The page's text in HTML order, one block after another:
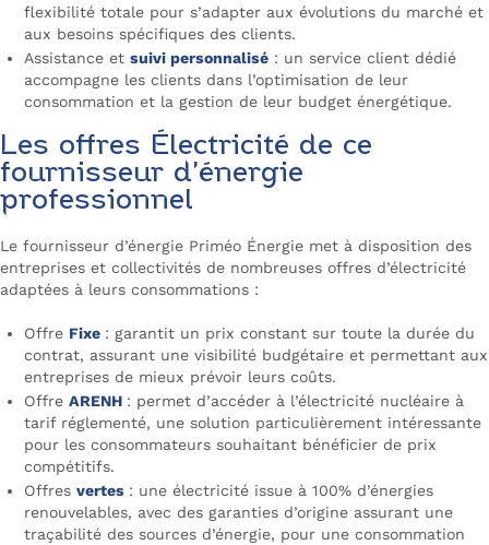
flexibilité totale pour s’adapter aux évolutions du marché et
aux besoins spécifiques des clients.
Assistance et suivi personnalisé : un service client dédié
accompagne les clients dans l’optimisation de leur
consommation et la gestion de leur budget énergétique.
Les offres Électricité de ce
fournisseur d’énergie
professionnel
Le fournisseur d’énergie Priméo Énergie met à disposition des
entreprises et collectivités de nombreuses offres d’électricité
adaptées à leurs consommations :
Offre Fixe : garantit un prix constant sur toute la durée du
contrat, assurant une visibilité budgétaire et permettant aux
entreprises de mieux prévoir leurs coûts.
Offre ARENH : permet d’accéder à l’électricité nucléaire à
tarif réglementé, une solution particulièrement intéressante
pour les consommateurs souhaitant bénéficier de prix
compétitifs.
Offres vertes : une électricité issue à 100% d’énergies
renouvelables, avec des garanties d’origine assurant une
traçabilité des sources d’énergie, pour une consommation